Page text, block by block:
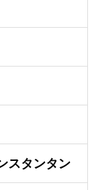
スタンタン